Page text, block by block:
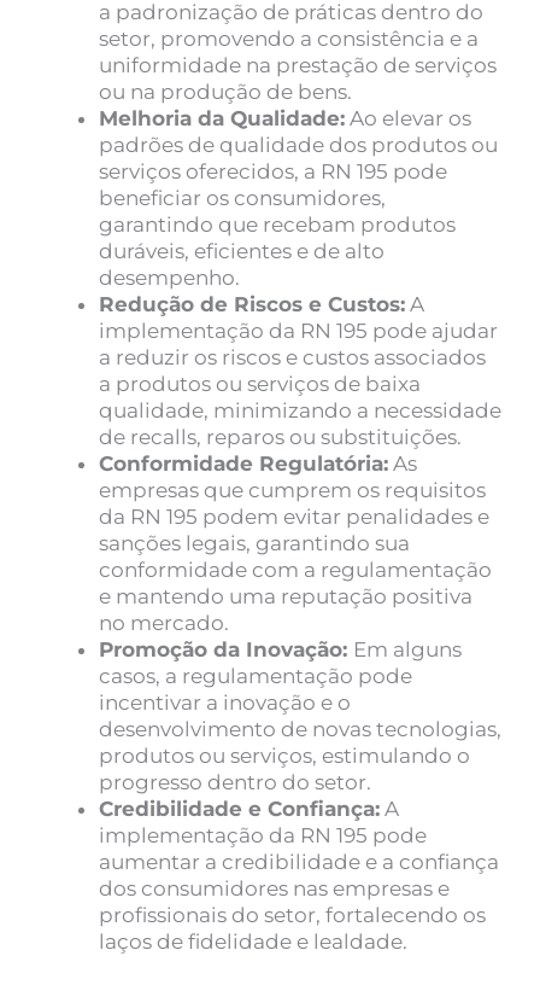
a padronização de práticas dentro do
setor, promovendo a consistência e a
uniformidade na prestação de serviços
ou na produção de bens.
Melhoria da Qualidade: Ao elevar os
padrões de qualidade dos produtos ou
serviços oferecidos, a RN 195 pode
beneficiar os consumidores,
garantindo que recebam produtos
duráveis, eficientes e de alto
desempenho.
Redução de Riscos e Custos: A
implementação da RN 195 pode ajudar
a reduzir os riscos e custos associados
a produtos ou serviços de baixa
qualidade, minimizando a necessidade
de recalls, reparos ou substituições.
Conformidade Regulatória: As
empresas que cumprem os requisitos
da RN 195 podem evitar penalidades e
sanções legais, garantindo sua
conformidade com a regulamentação
e mantendo uma reputação positiva
no mercado.
Promoção da Inovação: Em alguns
casos, a regulamentação pode
incentivar a inovação e o
desenvolvimento de novas tecnologias,
produtos ou serviços, estimulando o
progresso dentro do setor.
Credibilidade e Confiança: A
implementação da RN 195 pode
aumentar a credibilidade e a confiança
dos consumidores nas empresas e
profissionais do setor, fortalecendo os
laços de fidelidade e lealdade.